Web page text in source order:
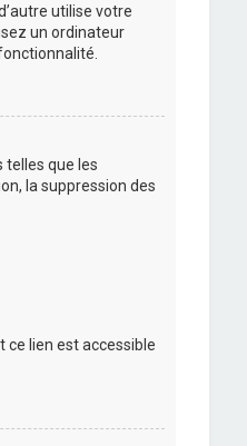
utilise votre
un ordinateur
telles que les
la suppression des
lien est accessible